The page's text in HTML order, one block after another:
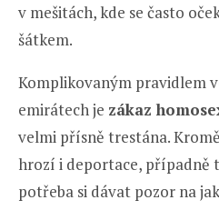
v mešitách, kde se často
šátkem.
Komplikovaným pravidlem
emirátech je zákaz
velmi přísně trestána.
hrozí i deportace, případně
potřeba si dávat pozor na